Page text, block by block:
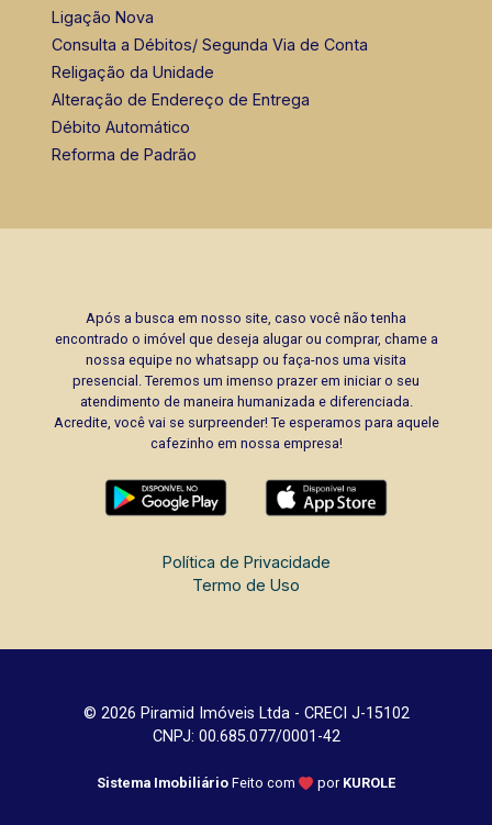
Ligação Nova
Consulta a Débitos/ Segunda Via de Conta
Religação da Unidade
Alteração de Endereço de Entrega
Débito Automático
Reforma de Padrão
Após a busca em nosso site, caso você não tenha
encontrado o imóvel que deseja alugar ou comprar, chame a
nossa equipe no whatsapp ou faça-nos uma visita
presencial. Teremos um imenso prazer em iniciar o seu
atendimento de maneira humanizada e diferenciada.
Acredite, você vai se surpreender! Te esperamos para aquele
cafezinho em nossa empresa!
Política de Privacidade
Termo de Uso
© 2026 Piramid Imóveis Ltda - CRECI J-15102
CNPJ: 00.685.077/0001-42
Sistema Imobiliário Feito com por KUROLE